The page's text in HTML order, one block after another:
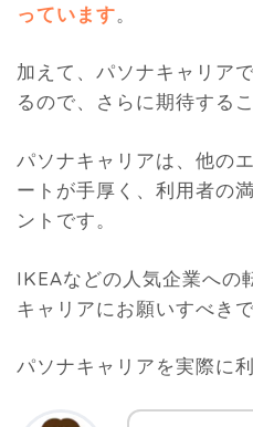
っています。
加えて、パソナキャリア
るので、さらに期待する
パソナキャリアは、他の
ートが手厚く、利用者の
ントです。
IKEAなどの人気企業への
キャリアにお願いすべきで
パソナキャリアを実際に